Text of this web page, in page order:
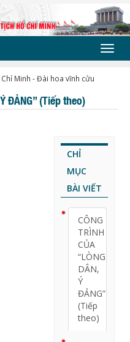
Minh - Đài hoa vĩnh cửu
ĐẢNG” (Tiếp theo)
CHỈ
MỤC
BÀI VIẾT
CÔNG
TRÌNH
CỦA
“LÒNG
DÂN,
Ý
ĐẢNG”
(Tiếp
theo)